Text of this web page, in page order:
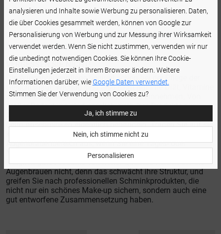
tiefenwirksam nähren. Mehr über die Wirkung der
Augenbrauenseren und pflanzlichen Öle finden Sie in
diesem Artikel:Augenbrauen wachsen lassen: Die besten
Methoden für dichte Augenbrauen
VERGESSEN SIE NICHT!
Die Augenbrauenpflege beginnt schon bei der Pflege der
Gesichtshaut. Wichtig sind also nicht nur Ihre Diät, Vitamine
und Nahrungsergänzungsmittel, die Sie einnehmen. Von
großer Bedeutung sind nämlich auch Ihre Produkte zum
Abschminken und die Tatsache, wie Sie die Augenbrauen
beim Abschminken eigentlich behandeln. Tragen Sie auf sie
keine Produkte zur Gesichtspflege auf – sparen Sie den
Augenbrauenbereich aus, wenn Sie eine Tages- oder
Nachtcreme auftragen. Benutzen Sie zum Abschminken
lediglich gute Produkte von hoher Qualität. Reiben Sie die
Augenbrauen nicht, denn das schwächt ihre Struktur, und
greifen Sie nach professionellen Schminkprodukten, die
nicht nur ein schönes Make-up sichern, sondern auch eine
gut entworfene Zusammensetzung haben.
analysieren und Inhalte sowie Werbung zu personalisieren. Daten,
die über Cookies gesammelt werden, können von Google zur
Personalisierung von Werbung und zur Messung ihrer Wirksamkeit
verwendet werden. Wenn Sie nicht zustimmen, verwenden wir nur
die unbedingt notwendigen Cookies. Sie können Ihre Cookie-
Einstellungen jederzeit in Ihrem Browser ändern. Weitere
Informationen darüber, wie Google Daten verwendet.
Stimmen Sie der Verwendung von Cookies zu?
Ja, ich stimme zu
Nein, ich stimme nicht zu
Personalisieren